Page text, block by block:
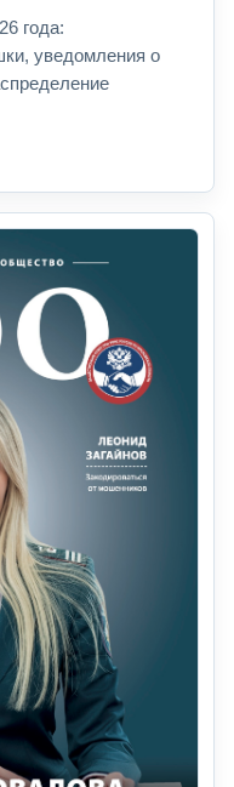
года:
уведомления о